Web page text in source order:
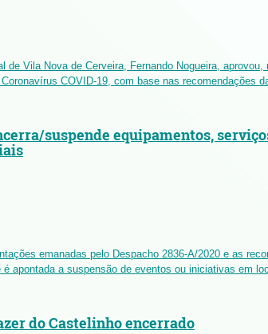
de Vila Nova de Cerveira, Fernando Nogueira,
COVID-19, com base nas recomendações
suspende equipamentos,
emanadas pelo Despacho 2836-A/2020 e as
apontada a suspensão de eventos ou iniciativas em
do Castelinho encerrado